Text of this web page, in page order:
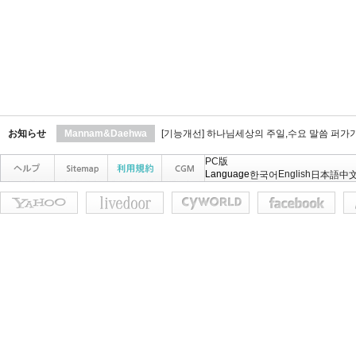
お知らせ Mannam&Daehwa [기능개선] 하나님세상의 주일,수요 말씀 퍼가
PC版
Language한국어 English 日本語中